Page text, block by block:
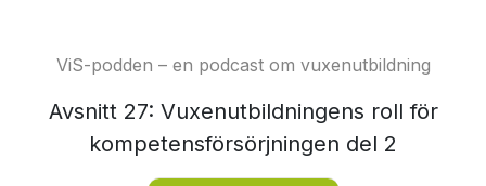
ViS-podden – en podcast om vuxenutbildning
Avsnitt 27: Vuxenutbildningens roll för
kompetensförsörjningen del 2